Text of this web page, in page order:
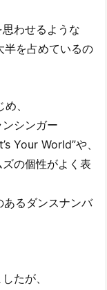
わせるような
半を占めているの
、
シンガー
Your World”や、
の個性がよく表
あるダンスナンバ
たが、